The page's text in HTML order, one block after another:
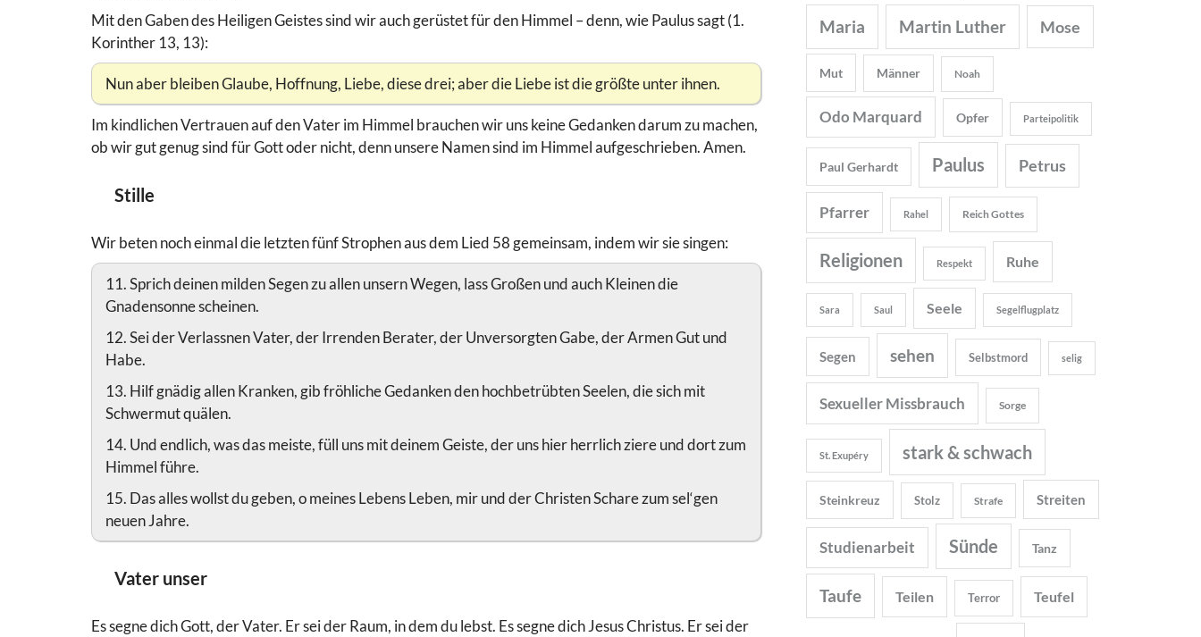
Mit den Gaben des Heiligen Geistes sind wir auch gerüstet für den Himmel – denn, wie Paulus sagt (1.
Korinther 13, 13):
Nun aber bleiben Glaube, Hoffnung, Liebe, diese drei; aber die Liebe ist die größte unter ihnen.
Im kindlichen Vertrauen auf den Vater im Himmel brauchen wir uns keine Gedanken darum zu machen,
ob wir gut genug sind für Gott oder nicht, denn unsere Namen sind im Himmel aufgeschrieben. Amen.
Stille
Wir beten noch einmal die letzten fünf Strophen aus dem Lied 58 gemeinsam, indem wir sie singen:
11. Sprich deinen milden Segen zu allen unsern Wegen, lass Großen und auch Kleinen die
Gnadensonne scheinen.
12. Sei der Verlassnen Vater, der Irrenden Berater, der Unversorgten Gabe, der Armen Gut und
Habe.
13. Hilf gnädig allen Kranken, gib fröhliche Gedanken den hochbetrübten Seelen, die sich mit
Schwermut quälen.
14. Und endlich, was das meiste, füll uns mit deinem Geiste, der uns hier herrlich ziere und dort zum
Himmel führe.
15. Das alles wollst du geben, o meines Lebens Leben, mir und der Christen Schare zum sel‘gen
neuen Jahre.
Vater unser
Es segne dich Gott, der Vater. Er sei der Raum, in dem du lebst. Es segne dich Jesus Christus. Er sei der
Maria Martin Luther Mose
Mut Männer Noah
Odo Marquard Opfer Parteipolitik
Paul Gerhardt Paulus Petrus
Pfarrer Rahel Reich Gottes
Religionen Respekt Ruhe
Sara Saul Seele Segelflugplatz
Segen sehen Selbstmord selig
Sexueller Missbrauch Sorge
St. Exupéry stark & schwach
Steinkreuz Stolz Strafe Streiten
Studienarbeit Sünde Tanz
Taufe Teilen Terror Teufel